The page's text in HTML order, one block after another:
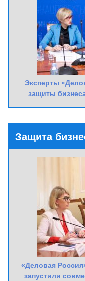
Эксперты
защиты
Защита
«Деловая
запустили